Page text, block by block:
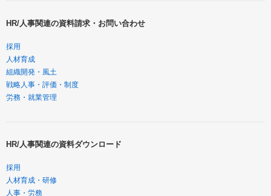
HR/人事関連の資料請求・お問い合わせ
採用
人材育成
組織開発・風土
戦略人事・評価・制度
労務・就業管理
HR/人事関連の資料ダウンロード
採用
人材育成・研修
人事・労務